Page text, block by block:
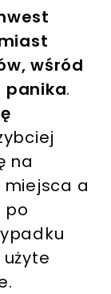
wśród
panika.
na
miejsca a
po